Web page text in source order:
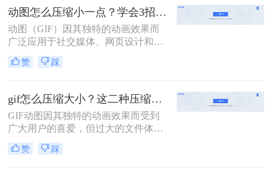
验。因此，掌握有效的GIF压缩技术
变得至关重要。那么动态图怎么压缩
内存大小呢？本文将介绍两种实用的
方法来压缩GIF文件大小。
动图怎么压缩小一点？学会3招搞定压缩gif！
动图（GIF）因其独特的动画效果而
广泛应用于社交媒体、网页设计和广
告宣传等领域。然而，动图文件过大
常常会带来加载缓慢、占用存储空间
呢？本文将介绍三种实用的动图压缩
方法，旨在帮助用户轻松减小动图文
件大小，同时保持较好的图像质量。
赞 踩
gif怎么压缩大小？这二种压缩方法了解一下！
GIF动图因其独特的动画效果而受到
广大用户的喜爱，但过大的文件体积
往往会带来存储和传输上的不便。因
此，压缩GIF动图大小成为了一个常
赞 踩